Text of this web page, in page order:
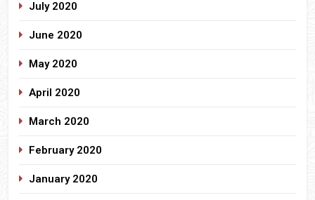
July 2020
June 2020
May 2020
April 2020
March 2020
February 2020
January 2020